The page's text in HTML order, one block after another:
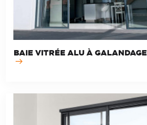
BAIE VITRÉE ALU À GALANDAGE